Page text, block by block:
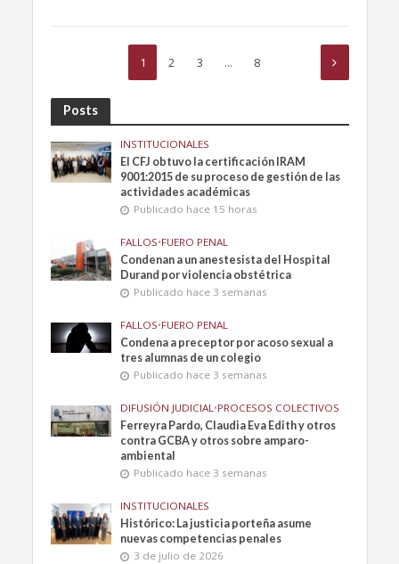
1 2 3 … 8
Posts
INSTITUCIONALES
El CFJ obtuvo la certificación IRAM
9001:2015 de su proceso de gestión de las
actividades académicas
Publicado hace 15 horas
FALLOS•FUERO PENAL
Condenan a un anestesista del Hospital
Durand por violencia obstétrica
Publicado hace 3 semanas
FALLOS•FUERO PENAL
Condena a preceptor por acoso sexual a
tres alumnas de un colegio
Publicado hace 3 semanas
DIFUSIÓN JUDICIAL•PROCESOS COLECTIVOS
Ferreyra Pardo, Claudia Eva Edith y otros
contra GCBA y otros sobre amparo-
ambiental
Publicado hace 3 semanas
INSTITUCIONALES
Histórico: La justicia porteña asume
nuevas competencias penales
3 de julio de 2026